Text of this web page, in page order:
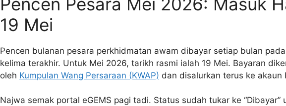
19 Mei
Pencen bulanan pesara perkhidmatan awam dibayar setiap bulan
kelima terakhir. Untuk Mei 2026, tarikh rasmi ialah 19 Mei. Bayaran
oleh Kumpulan Wang Persaraan (KWAP) dan disalurkan terus ke akaun
Najwa semak portal eGEMS pagi tadi. Status sudah tukar ke “Dibayar”